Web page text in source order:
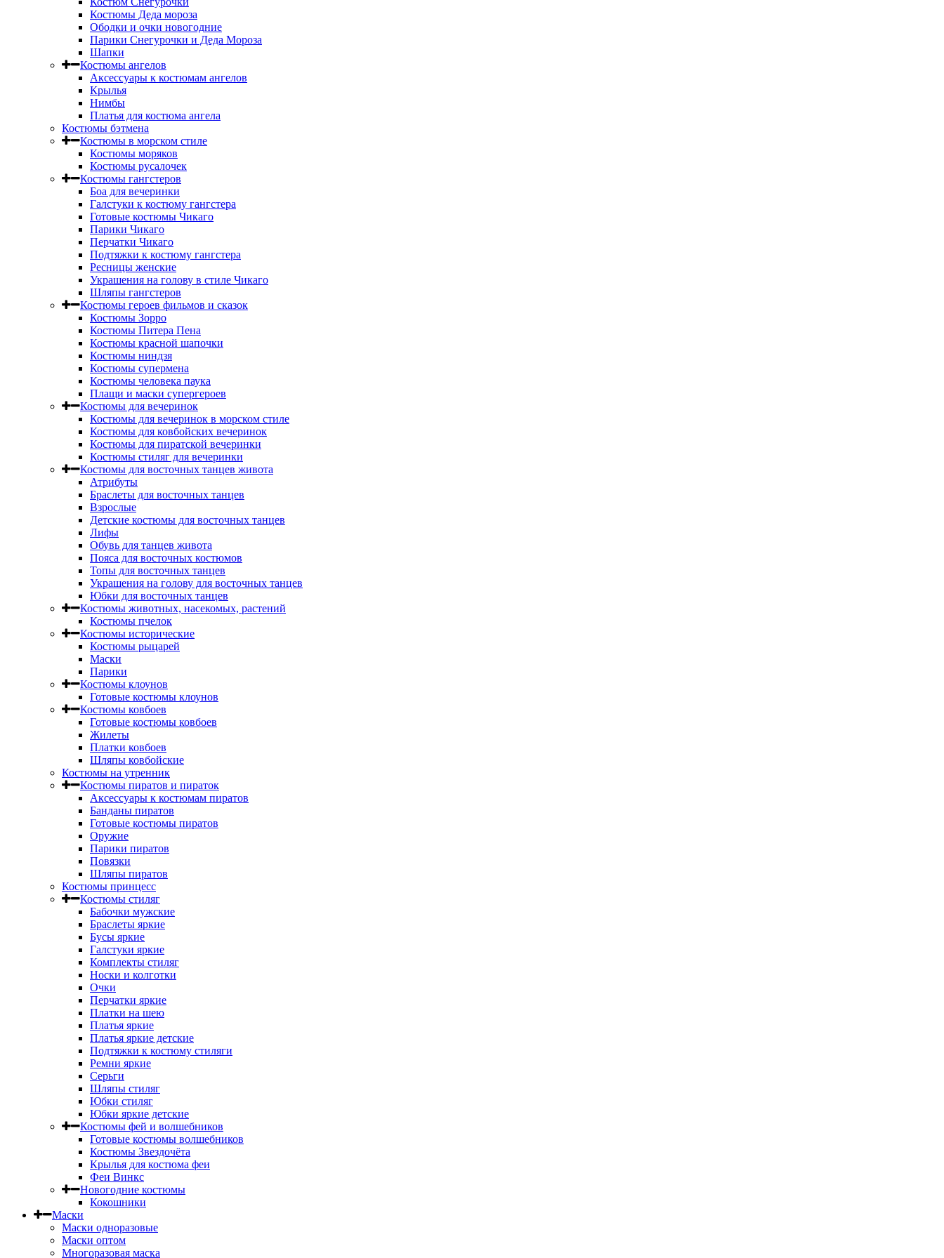
Костюмы Деда мороза
Ободки и очки новогодние
Парики Снегурочки и Деда Мороза
Шапки
Костюмы ангелов
Аксессуары к костюмам ангелов
Крылья
Нимбы
Платья для костюма ангела
Костюмы бэтмена
Костюмы в морском стиле
Костюмы моряков
Костюмы русалочек
Костюмы гангстеров
Боа для вечеринки
Галстуки к костюму гангстера
Готовые костюмы Чикаго
Парики Чикаго
Перчатки Чикаго
Подтяжки к костюму гангстера
Ресницы женские
Украшения на голову в стиле Чикаго
Шляпы гангстеров
Костюмы героев фильмов и сказок
Костюмы Зорро
Костюмы Питера Пена
Костюмы красной шапочки
Костюмы ниндзя
Костюмы супермена
Костюмы человека паука
Плащи и маски супергероев
Костюмы для вечеринок
Костюмы для вечеринок в морском стиле
Костюмы для ковбойских вечеринок
Костюмы для пиратской вечеринки
Костюмы стиляг для вечеринки
Костюмы для восточных танцев живота
Атрибуты
Браслеты для восточных танцев
Взрослые
Детские костюмы для восточных танцев
Лифы
Обувь для танцев живота
Пояса для восточных костюмов
Топы для восточных танцев
Украшения на голову для восточных танцев
Юбки для восточных танцев
Костюмы животных, насекомых, растений
Костюмы пчелок
Костюмы исторические
Костюмы рыцарей
Маски
Парики
Костюмы клоунов
Готовые костюмы клоунов
Костюмы ковбоев
Готовые костюмы ковбоев
Жилеты
Платки ковбоев
Шляпы ковбойские
Костюмы на утренник
Костюмы пиратов и пираток
Аксессуары к костюмам пиратов
Банданы пиратов
Готовые костюмы пиратов
Оружие
Парики пиратов
Повязки
Шляпы пиратов
Костюмы принцесс
Костюмы стиляг
Бабочки мужские
Браслеты яркие
Бусы яркие
Галстуки яркие
Комплекты стиляг
Носки и колготки
Очки
Перчатки яркие
Платки на шею
Платья яркие
Платья яркие детские
Подтяжки к костюму стиляги
Ремни яркие
Серьги
Шляпы стиляг
Юбки стиляг
Юбки яркие детские
Костюмы фей и волшебников
Готовые костюмы волшебников
Костюмы Звездочёта
Крылья для костюма феи
Феи Винкс
Новогодние костюмы
Кокошники
Маски
Маски одноразовые
Маски оптом
Многоразовая маска